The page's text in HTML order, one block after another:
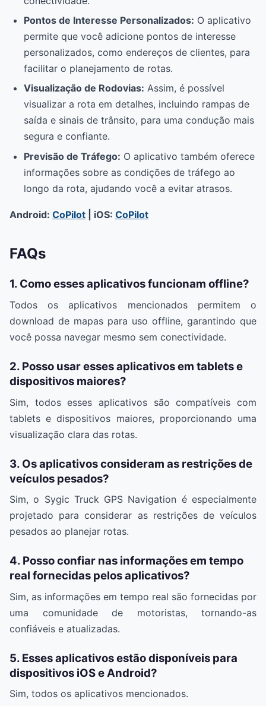
Pontos de Interesse Personalizados: O aplicativo
permite que você adicione pontos de interesse
personalizados, como endereços de clientes, para
facilitar o planejamento de rotas.
Visualização de Rodovias: Assim, é possível
visualizar a rota em detalhes, incluindo rampas de
saída e sinais de trânsito, para uma condução mais
segura e confiante.
Previsão de Tráfego: O aplicativo também oferece
informações sobre as condições de tráfego ao
longo da rota, ajudando você a evitar atrasos.
Android: CoPilot | iOS: CoPilot
FAQs
1. Como esses aplicativos funcionam offline?
Todos os aplicativos mencionados permitem o
download de mapas para uso offline, garantindo que
você possa navegar mesmo sem conectividade.
2. Posso usar esses aplicativos em tablets e
dispositivos maiores?
Sim, todos esses aplicativos são compatíveis com
tablets e dispositivos maiores, proporcionando uma
visualização clara das rotas.
3. Os aplicativos consideram as restrições de
veículos pesados?
Sim, o Sygic Truck GPS Navigation é especialmente
projetado para considerar as restrições de veículos
pesados ao planejar rotas.
4. Posso confiar nas informações em tempo
real fornecidas pelos aplicativos?
Sim, as informações em tempo real são fornecidas por
uma comunidade de motoristas, tornando-as
confiáveis e atualizadas.
5. Esses aplicativos estão disponíveis para
dispositivos iOS e Android?
Sim, todos os aplicativos mencionados.